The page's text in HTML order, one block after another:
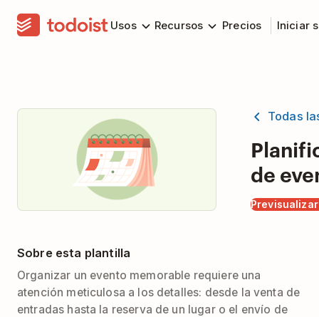
Usos Recursos Precios Iniciar
Todas
de
Sobre esta plantilla
Organizar un evento memorable requiere una
atención meticulosa a los detalles: desde la venta de
entradas hasta la reserva de un lugar o el envío de